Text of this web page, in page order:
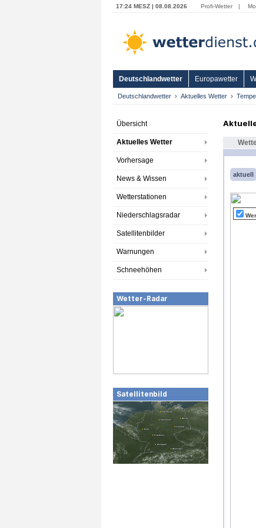
17:24 MESZ | 08.08.2026 Profi-Wetter |
Deutschlandwetter Europawetter
Deutschlandwetter Aktuelles Wetter
Übersicht
Aktuelles Wetter
Vorhersage
News & Wissen
Wetterstationen
Niederschlagsradar
Satellitenbilder
Warnungen
Schneehöhen
Wetter-Radar
Satellitenbild
aktuell